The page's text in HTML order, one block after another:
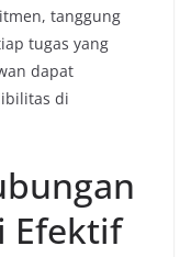
tanggung
tugas yang
dapat
di
Efektif